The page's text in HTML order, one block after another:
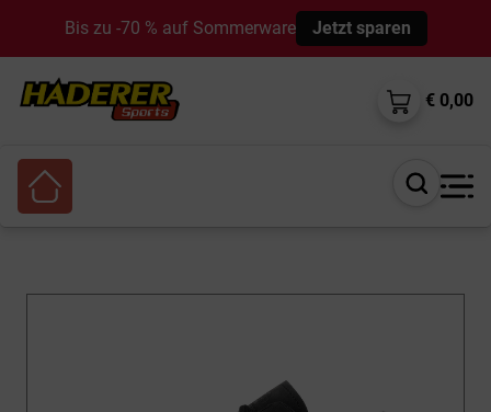
Bis zu -70 % auf Sommerware Jetzt sparen
€ 0,00
Suche